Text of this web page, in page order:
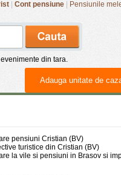
Cont pensiune Pensiunile
din tara.
Adauga unitate de
pensiuni Cristian (BV)
turistice din Cristian (BV)
la vile si pensiuni in Brasov si